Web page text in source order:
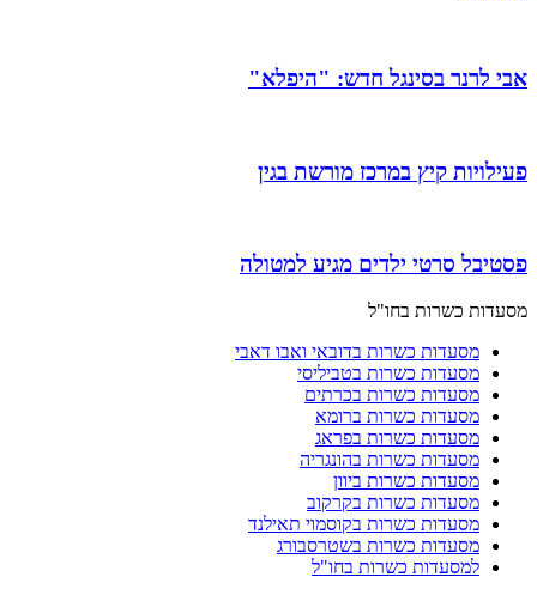
אבי לרנר בסינגל חדש: "היפלא"
פעילויות קיץ במרכז מורשת בגין
פסטיבל סרטי ילדים מגיע למטולה
מסעדות כשרות בחו"ל
מסעדות כשרות בדובאי ואבו דאבי
מסעדות כשרות בטביליסי
מסעדות כשרות בכרתים
מסעדות כשרות ברומא
מסעדות כשרות בפראג
מסעדות כשרות בהונגריה
מסעדות כשרות ביוון
מסעדות כשרות בקרקוב
מסעדות כשרות בקוסמוי תאילנד
מסעדות כשרות בשטרסבורג
למסעדות כשרות בחו"ל